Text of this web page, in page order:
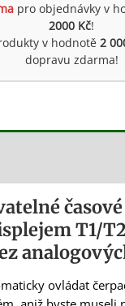
pro objednávky v
2000 Kč!
v hodnotě 2
dopravu zdarma!
T1/
ovládat